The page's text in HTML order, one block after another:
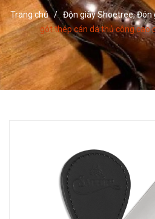
Trang chủ / Độn giày Shoetree, Đón
gót thép cán da thủ công cao